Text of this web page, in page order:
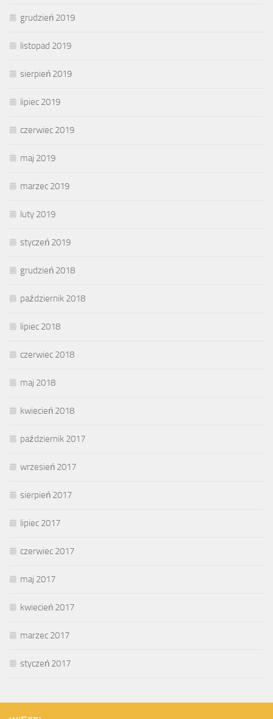
grudzień 2019
listopad 2019
sierpień 2019
lipiec 2019
czerwiec 2019
maj 2019
marzec 2019
luty 2019
styczeń 2019
grudzień 2018
październik 2018
lipiec 2018
czerwiec 2018
maj 2018
kwiecień 2018
październik 2017
wrzesień 2017
sierpień 2017
lipiec 2017
czerwiec 2017
maj 2017
kwiecień 2017
marzec 2017
styczeń 2017